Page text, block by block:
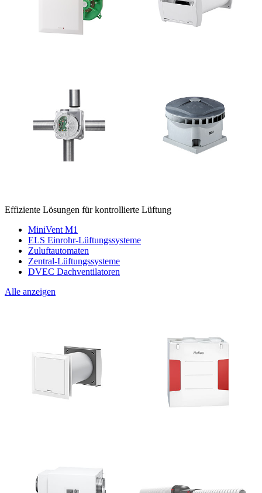
Effiziente Lösungen für kontrollierte Lüftung
MiniVent M1
ELS Einrohr-Lüftungssysteme
Zuluftautomaten
Zentral-Lüftungssysteme
DVEC Dachventilatoren
Alle anzeigen